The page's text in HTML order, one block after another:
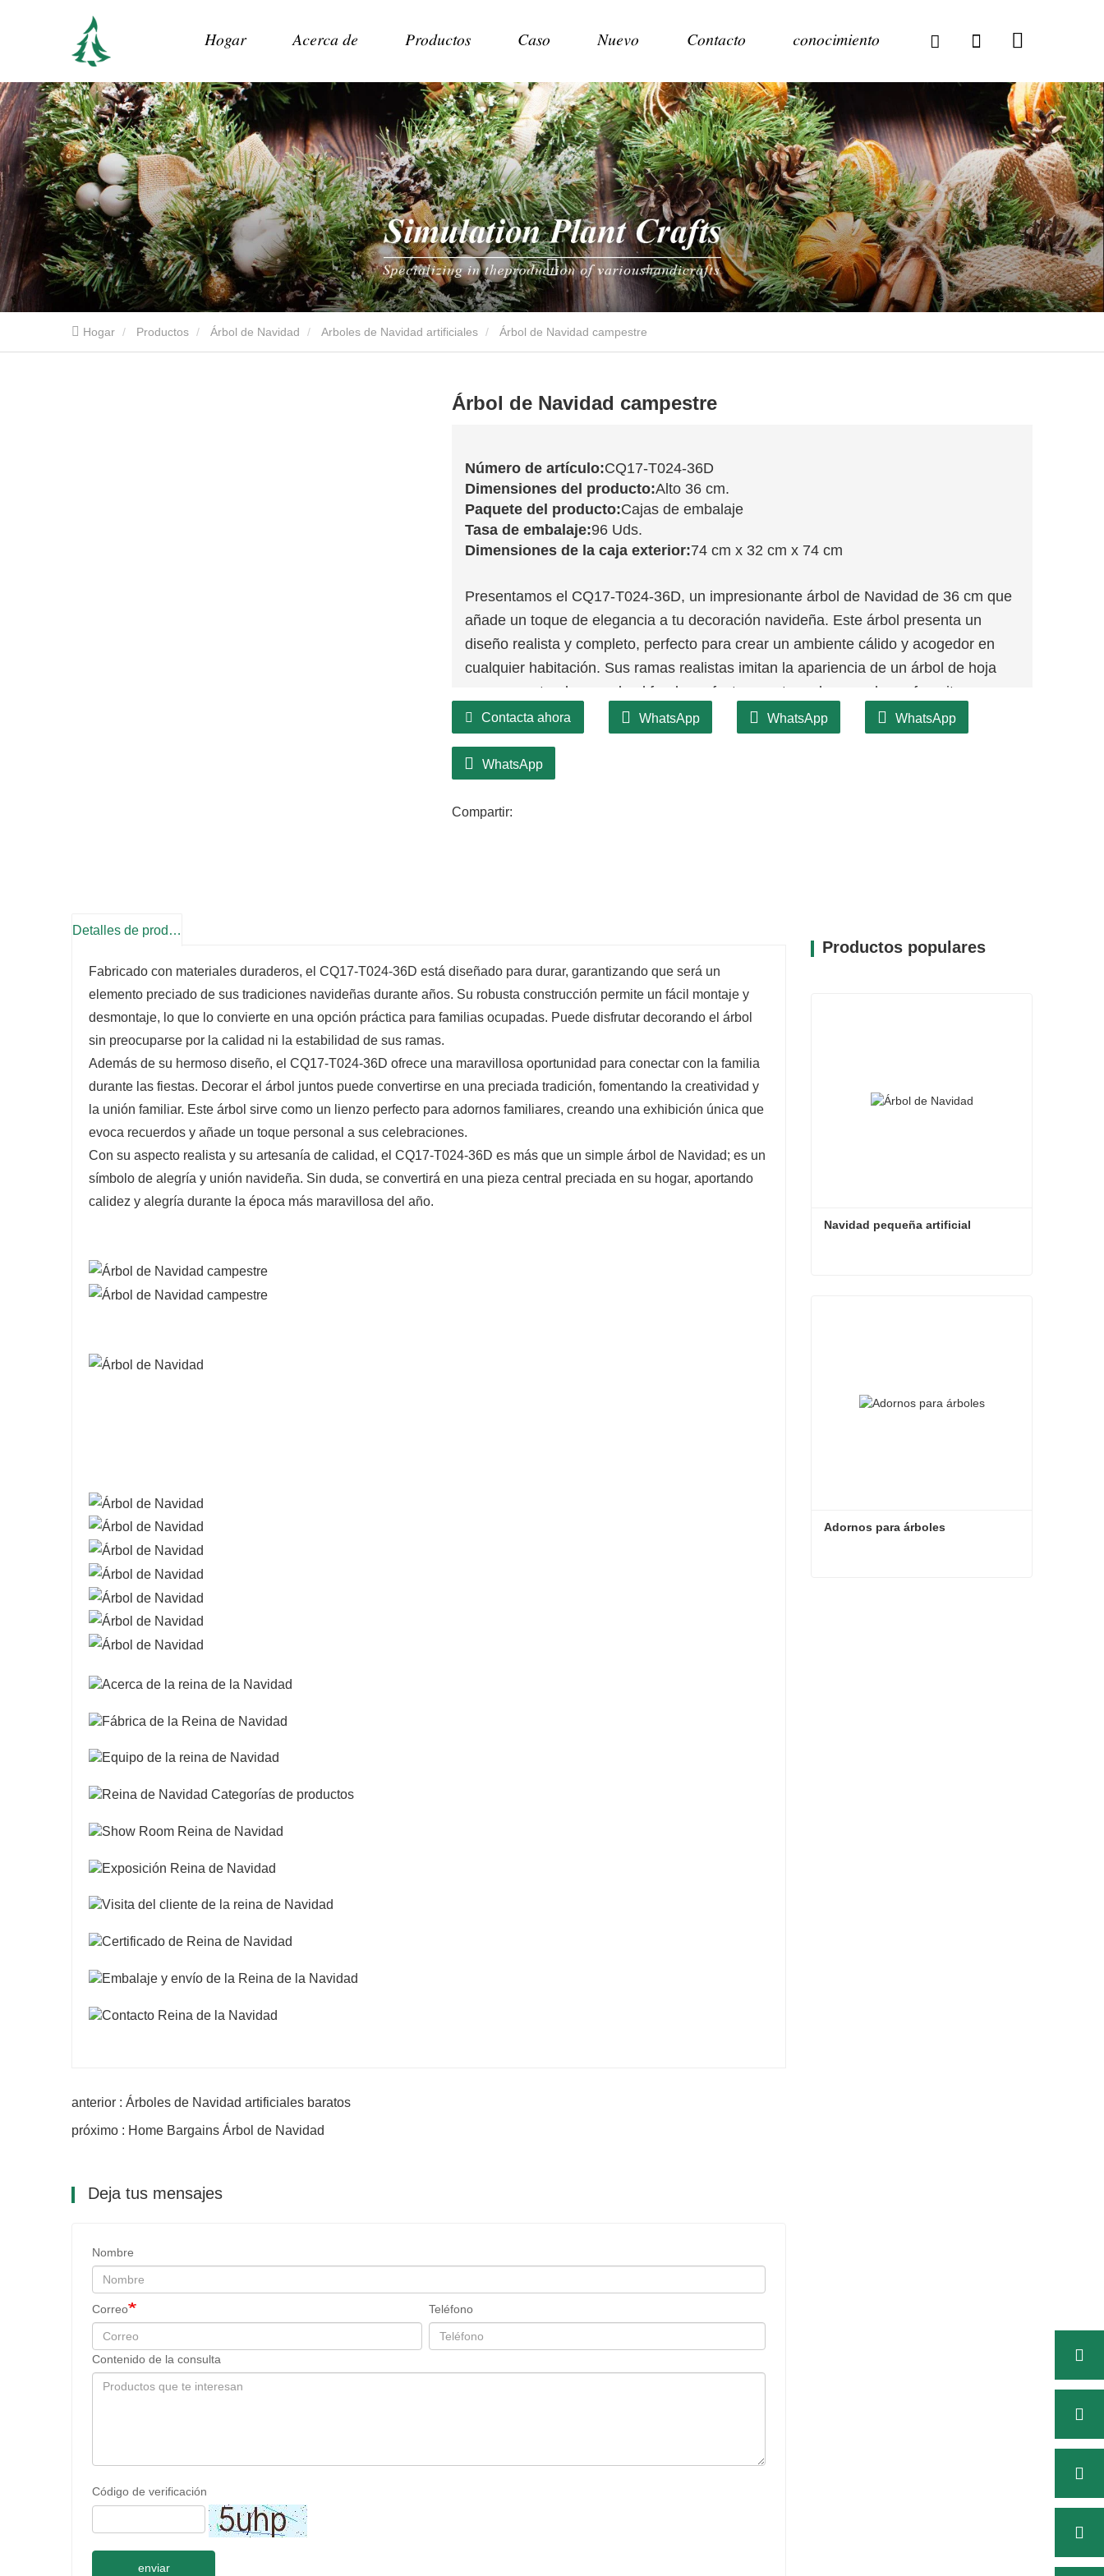
Hogar Acerca de Productos Caso Nuevo Contacto conocimiento
Hogar Productos Árbol de Navidad Arboles de Navidad artificiales Árbol de Navidad campestre
Árbol de Navidad campestre
Número de artículo:CQ17-T024-36D
Dimensiones del producto:Alto 36 cm.
Paquete del producto:Cajas de embalaje
Tasa de embalaje:96 Uds.
Dimensiones de la caja exterior:74 cm x 32 cm x 74 cm
Presentamos el CQ17-T024-36D, un impresionante árbol de Navidad de 36 cm que
añade un toque de elegancia a tu decoración navideña. Este árbol presenta un
diseño realista y completo, perfecto para crear un ambiente cálido y acogedor en
cualquier habitación. Sus ramas realistas imitan la apariencia de un árbol de hoja
perenne natural, creando el fondo perfecto para tus adornos y luces favoritos.
Una de las características más destacadas del CQ17-T024-36D es su versatilidad.
expresar su estilo personal durante las fiestas. Ya sea que prefiera un estilo
a la moda, este árbol lo tiene todo. Su altura lo hace ideal para diversos entornos,
Contacta ahora WhatsApp WhatsApp WhatsApp
WhatsApp
Compartir:
Detalles de producto
Fabricado con materiales duraderos, el CQ17-T024-36D está diseñado para durar, garantizando que será un
elemento preciado de sus tradiciones navideñas durante años. Su robusta construcción permite un fácil montaje y
desmontaje, lo que lo convierte en una opción práctica para familias ocupadas. Puede disfrutar decorando el árbol
sin preocuparse por la calidad ni la estabilidad de sus ramas.
Además de su hermoso diseño, el CQ17-T024-36D ofrece una maravillosa oportunidad para conectar con la familia
durante las fiestas. Decorar el árbol juntos puede convertirse en una preciada tradición, fomentando la creatividad y
la unión familiar. Este árbol sirve como un lienzo perfecto para adornos familiares, creando una exhibición única que
evoca recuerdos y añade un toque personal a sus celebraciones.
Con su aspecto realista y su artesanía de calidad, el CQ17-T024-36D es más que un simple árbol de Navidad; es un
símbolo de alegría y unión navideña. Sin duda, se convertirá en una pieza central preciada en su hogar, aportando
calidez y alegría durante la época más maravillosa del año.
anterior : Árboles de Navidad artificiales baratos
próximo : Home Bargains Árbol de Navidad
Deja tus mensajes
Nombre
Correo Teléfono
Contenido de la consulta
Código de verificación
enviar
Productos populares
Navidad pequeña artificial
Adornos para árboles